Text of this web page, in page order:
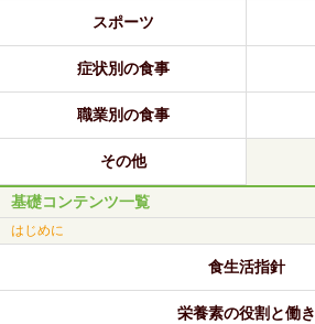
スポーツ
症状別の食事
職業別の食事
その他
基礎コンテンツ一覧
はじめに
食生活指針
栄養素の役割と働き